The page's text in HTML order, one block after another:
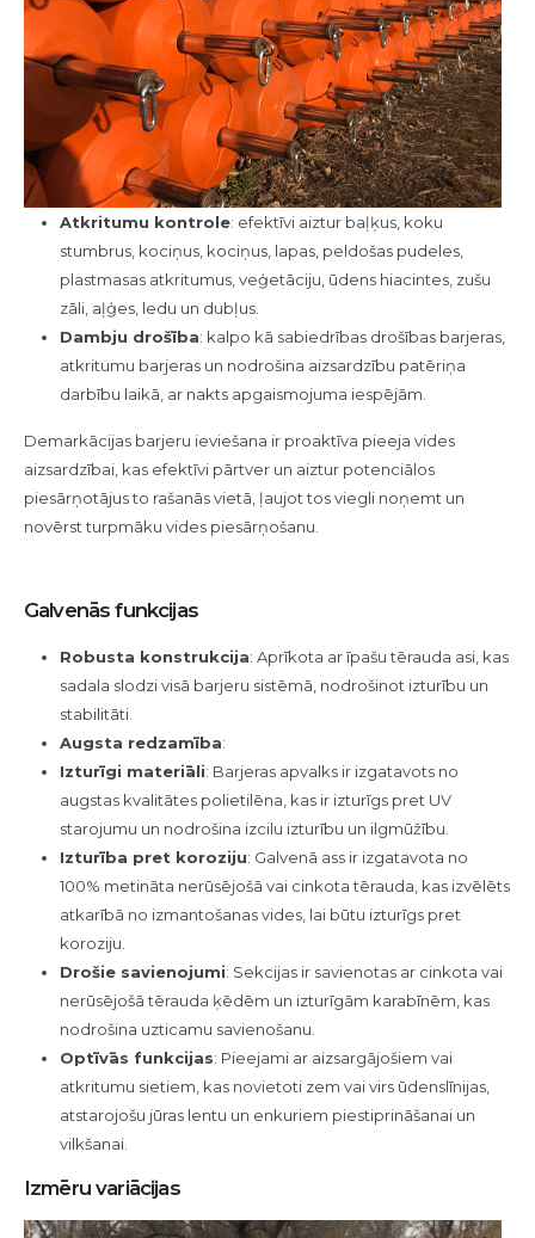
Atkritumu kontrole: efektīvi aiztur baļķus, koku
stumbrus, kociņus, kociņus, lapas, peldošas pudeles,
plastmasas atkritumus, veģetāciju, ūdens hiacintes, zušu
zāli, aļģes, ledu un dubļus.
Dambju drošība: kalpo kā sabiedrības drošības barjeras,
atkritumu barjeras un nodrošina aizsardzību patēriņa
darbību laikā, ar nakts apgaismojuma iespējām.
Demarkācijas barjeru ieviešana ir proaktīva pieeja vides
aizsardzībai, kas efektīvi pārtver un aiztur potenciālos
piesārņotājus to rašanās vietā, ļaujot tos viegli noņemt un
novērst turpmāku vides piesārņošanu.
Galvenās funkcijas
Robusta konstrukcija: Aprīkota ar īpašu tērauda asi, kas
sadala slodzi visā barjeru sistēmā, nodrošinot izturību un
stabilitāti.
Augsta redzamība:
Izturīgi materiāli: Barjeras apvalks ir izgatavots no
augstas kvalitātes polietilēna, kas ir izturīgs pret UV
starojumu un nodrošina izcilu izturību un ilgmūžību.
Izturība pret koroziju: Galvenā ass ir izgatavota no
100% metināta nerūsējošā vai cinkota tērauda, kas izvēlēts
atkarībā no izmantošanas vides, lai būtu izturīgs pret
koroziju.
Drošie savienojumi: Sekcijas ir savienotas ar cinkota vai
nerūsējošā tērauda ķēdēm un izturīgām karabīnēm, kas
nodrošina uzticamu savienošanu.
Optīvās funkcijas: Pieejami ar aizsargājošiem vai
atkritumu sietiem, kas novietoti zem vai virs ūdenslīnijas,
atstarojošu jūras lentu un enkuriem piestiprināšanai un
vilkšanai.
Izmēru variācijas